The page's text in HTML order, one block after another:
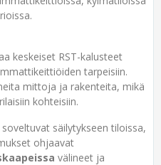
keskeiset RST-kalusteet
tarpeisiin.
mittoja ja rakenteita, mikä
kohteisiin.
soveltuvat säilytykseen tiloissa,
ohjaavat
välineet ja